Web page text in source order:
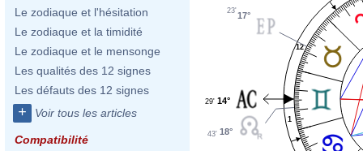
Le zodiaque et l'hésitation
Le zodiaque et la timidité
Le zodiaque et le mensonge
Les qualités des 12 signes
Les défauts des 12 signes
+ Voir tous les articles
Compatibilité
1
12
17°
23'
14°
29'
18°
43'